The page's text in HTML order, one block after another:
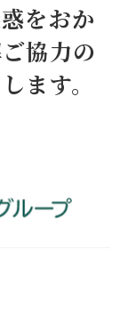
をおか
協力の
ます。